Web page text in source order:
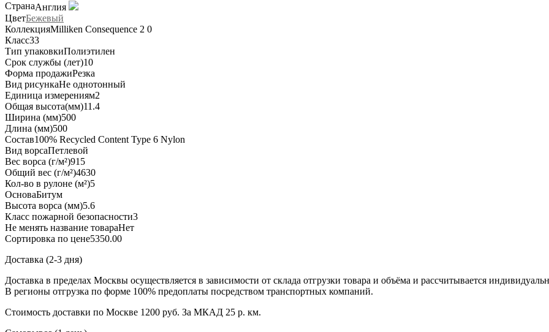
СтранаАнглия
ЦветБежевый
КоллекцияMilliken Consequence 2 0
Класс33
Тип упаковкиПолиэтилен
Срок службы (лет)10
Форма продажиРезка
Вид рисункаНе однотонный
Единица измерениям2
Общая высота(мм)11.4
Ширина (мм)500
Длина (мм)500
Состав100% Recycled Content Type 6 Nylon
Вид ворсаПетлевой
Вес ворса (г/м²)915
Общий вес (г/м²)4630
Кол-во в рулоне (м²)5
ОсноваБитум
Высота ворса (мм)5.6
Класс пожарной безопасности3
Не менять название товараНет
Сортировка по цене5350.00
Доставка (2-3 дня)
Доставка в пределах Москвы осуществляется в зависимости от склада отгрузки товара и объёма и рассчитывается
В регионы отгрузка по форме 100% предоплаты посредством транспортных компаний.
Стоимость доставки по Москве 1200 руб. За МКАД 25 р. км.